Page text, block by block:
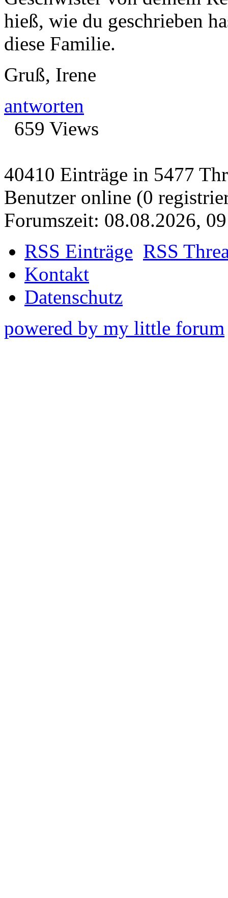
hieß, wie du geschrieben
diese Familie.
Gruß, Irene
antworten
659 Views
40410 Einträge in 5477
Benutzer online (0
Forumszeit: 08.08.2026,
RSS Einträge RSS
Kontakt
Datenschutz
powered by my little forum